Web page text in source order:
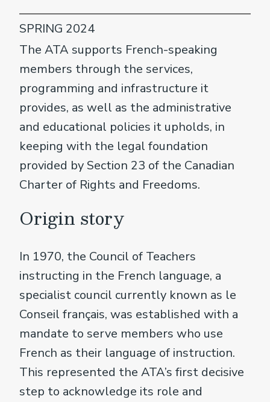
The ATA supports French-speaking
members through the services,
programming and infrastructure it
provides, as well as the administrative
and educational policies it upholds, in
keeping with the legal foundation
provided by Section 23 of the Canadian
Charter of Rights and Freedoms.
Origin story
In 1970, the Council of Teachers
instructing in the French language, a
specialist council currently known as le
Conseil français, was established with a
mandate to serve members who use
French as their language of instruction.
This represented the ATA’s first decisive
step to acknowledge its role and
SPRING 2024